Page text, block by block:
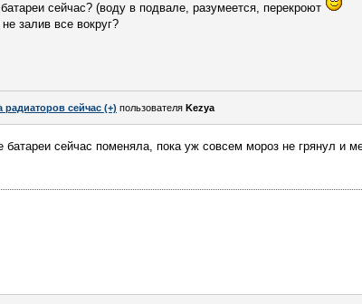
сейчас? (воду в подвале, разумеется, перекроют
залив все вокруг?
радиаторов сейчас (+) пользователя Kezya
батареи сейчас поменяла, пока уж совсем мороз не грянул и